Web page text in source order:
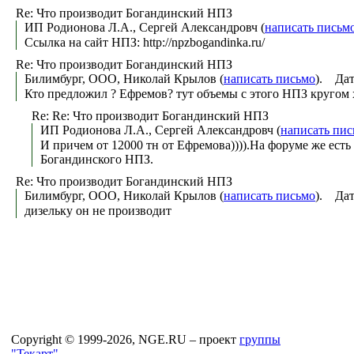
Re: Что производит Богандинский НПЗ
ИП Родионова Л.А., Сергей Александровч (написать
Ссылка на сайт НПЗ: http://npzbogandinka.ru/
Re: Что производит Богандинский НПЗ
Билимбург, ООО, Николай Крылов (написать письмо).
Кто предложил ? Ефремов? тут объемы с этого НПЗ кругом
Re: Re: Что производит Богандинский НПЗ
ИП Родионова Л.А., Сергей Александровч (написать
И причем от 12000 тн от Ефремова)))).На форуме же есть
Богандинского НПЗ.
Re: Что производит Богандинский НПЗ
Билимбург, ООО, Николай Крылов (написать письмо).
дизельку он не производит
Copyright © 1999-2026, NGE.RU – проект группы